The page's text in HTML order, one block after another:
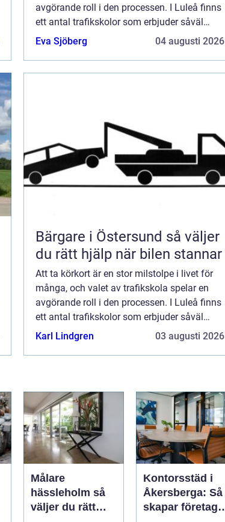
avgörande roll i den processen. I Luleå finns
ett antal trafikskolor som erbjuder såväl
traditionella kurser som inte...
Eva Sjöberg 04 augusti 2026
Bärgare i Östersund så väljer
du rätt hjälp när bilen stannar
Att ta körkort är en stor milstolpe i livet för
många, och valet av trafikskola spelar en
avgörande roll i den processen. I Luleå finns
ett antal trafikskolor som erbjuder såväl
traditionella kurser som inte...
Karl Lindgren 03 augusti 2026
Målare
hässleholm så
väljer du rätt
Kontorsstäd i
Åkersberga: Så
skapar företag